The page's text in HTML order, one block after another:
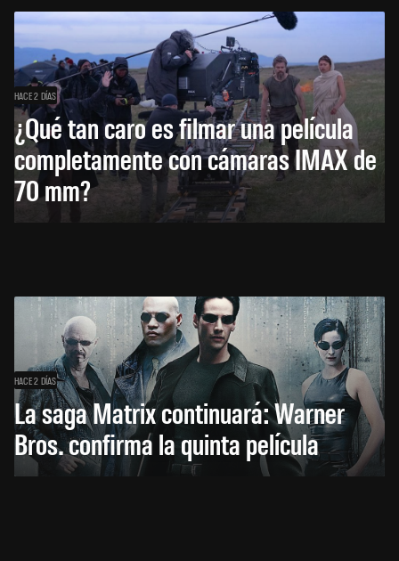
HACE 2 DÍAS
¿Qué tan caro es filmar una película
completamente con cámaras IMAX de
70 mm?
HACE 2 DÍAS
La saga Matrix continuará: Warner
Bros. confirma la quinta película